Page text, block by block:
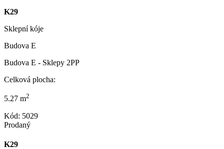
K29
Sklepní kóje
Budova E
Budova E - Sklepy 2PP
Celková plocha:
5.27 m2
Kód: 5029
Prodaný
K29